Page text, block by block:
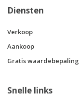
Diensten
Verkoop
Aankoop
Gratis waardebepaling
Snelle links